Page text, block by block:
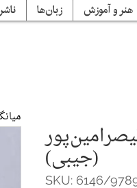
هنر و آموزش زبان‌ها
(جیبی)
SKU: 6146/